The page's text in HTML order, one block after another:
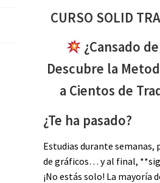
CURSO SOLID
¿Cansado
Descubre la
a Cientos de
¿Te ha pasado?
Estudias durante
de gráficos… y al final,
¡No estás solo! La mayoría